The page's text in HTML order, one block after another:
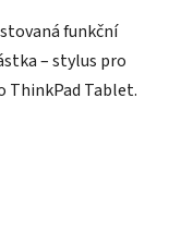
funkční
– stylus pro
ThinkPad Tablet.